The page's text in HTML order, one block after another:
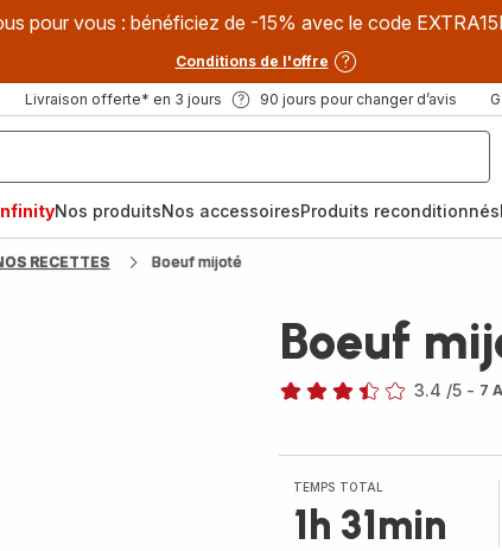
pour vous : bénéficiez de -15% avec le code
Conditions de l'offre
Livraison offerte* en 3 jours 90 jours pour changer d’avis
Nos produitsNos accessoiresProduits reconditionnés
RECETTES Boeuf mijoté
Boeuf
3.4 /5 - 7
TEMPS TOTAL
1h 31min